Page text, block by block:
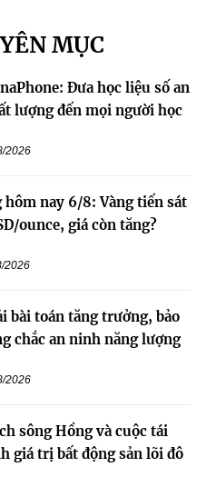
MỤC
Đưa học liệu số an
lượng đến mọi người học
2026
hôm nay 6/8: Vàng tiến sát
ounce, giá còn tăng?
2026
bài toán tăng trưởng, bảo
chắc an ninh năng lượng
2026
sông Hồng và cuộc tái
giá trị bất động sản lõi đô